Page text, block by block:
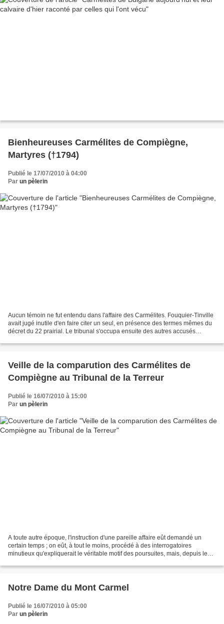
Bienheureuses Carmélites de Compiègne,
Martyres (†1794)
Publié le 17/07/2010 à 04:00
Par un pèlerin
Aucun témoin ne fut entendu dans l'affaire des Carmélites. Fouquier-Tinville
avait jugé inutile d'en faire citer un seul, en présence des termes mêmes du
décret du 22 prairial. Le tribunal s'occupa ensuite des autres accusés
Veille de la comparution des Carmélites de
Compiègne au Tribunal de la Terreur
Publié le 16/07/2010 à 15:00
Par un pèlerin
A toute autre époque, l'instruction d'une pareille affaire eût demandé un
certain temps ; on eût, à tout le moins, procédé à des interrogatoires
minutieux qu'expliquerait le véritable motif des poursuites, mais, depuis le
Notre Dame du Mont Carmel
Publié le 16/07/2010 à 05:00
Par un pèlerin